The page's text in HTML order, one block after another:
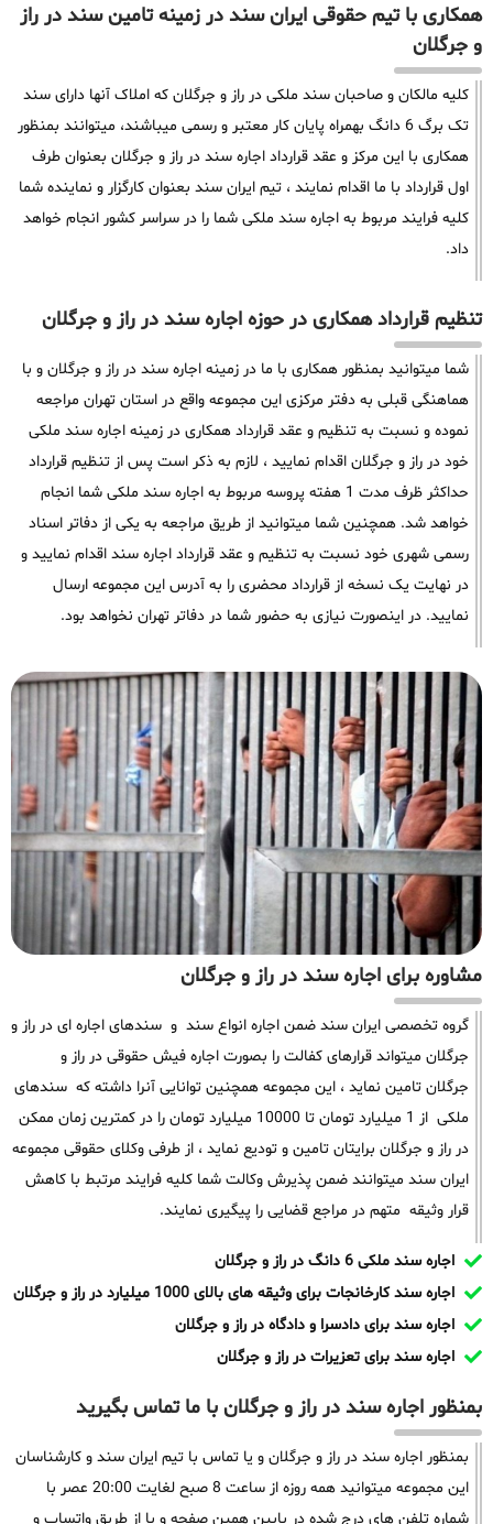
همکاری با تیم حقوقی ایران سند در زمینه تامین سند در راز
و جرگلان
کلیه مالکان و صاحبان سند ملکی در راز و جرگلان که املاک آنها دارای سند
تک برگ 6 دانگ بهمراه پایان کار معتبر و رسمی میباشند، میتوانند بمنظور
همکاری با این مرکز و عقد قرارداد اجاره سند در راز و جرگلان بعنوان طرف
اول قرارداد با ما اقدام نمایند ، تیم ایران سند بعنوان کارگزار و نماینده شما
کلیه فرایند مربوط به اجاره سند ملکی شما را در سراسر کشور انجام خواهد
داد.
تنظیم قرارداد همکاری در حوزه اجاره سند در راز و جرگلان
شما میتوانید بمنظور همکاری با ما در زمینه اجاره سند در راز و جرگلان و با
هماهنگی قبلی به دفتر مرکزی این مجموعه واقع در استان تهران مراجعه
نموده و نسبت به تنظیم و عقد قرارداد همکاری در زمینه اجاره سند ملکی
خود در راز و جرگلان اقدام نمایید ، لازم به ذکر است پس از تنظیم قرارداد
حداکثر ظرف مدت 1 هفته پروسه مربوط به اجاره سند ملکی شما انجام
خواهد شد. همچنین شما میتوانید از طریق مراجعه به یکی از دفاتر اسناد
رسمی شهری خود نسبت به تنظیم و عقد قرارداد اجاره سند اقدام نمایید و
در نهایت یک نسخه از قرارداد محضری را به آدرس این مجموعه ارسال
نمایید. در اینصورت نیازی به حضور شما در دفاتر تهران نخواهد بود.
مشاوره برای اجاره سند در راز و جرگلان
گروه تخصصی ایران سند ضمن اجاره انواع سند و سندهای اجاره ای در راز و
جرگلان میتواند قرارهای کفالت را بصورت اجاره فیش حقوقی در راز و
جرگلان تامین نماید ، این مجموعه همچنین توانایی آنرا داشته که سندهای
ملکی از 1 میلیارد تومان تا 10000 میلیارد تومان را در کمترین زمان ممکن
در راز و جرگلان برایتان تامین و تودیع نماید ، از طرفی وکلای حقوقی مجموعه
ایران سند میتوانند ضمن پذیرش وکالت شما کلیه فرایند مرتبط با کاهش
قرار وثیقه متهم در مراجع قضایی را پیگیری نمایند.
اجاره سند ملکی 6 دانگ در راز و جرگلان
اجاره سند کارخانجات برای وثیقه های بالای 1000 میلیارد در راز و جرگلان
اجاره سند برای دادسرا و دادگاه در راز و جرگلان
اجاره سند برای تعزیرات در راز و جرگلان
بمنظور اجاره سند در راز و جرگلان با ما تماس بگیرید
بمنظور اجاره سند در راز و جرگلان و یا تماس با تیم ایران سند و کارشناسان
این مجموعه میتوانید همه روزه از ساعت 8 صبح لغایت 20:00 عصر با
شماره تلفن های درج شده در پایین همین صفحه و یا از طریق واتساپ و